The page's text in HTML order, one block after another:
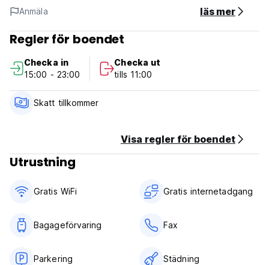
parkeringen. (Auto-translated from original language)
Anmäla läs mer
Regler för boendet
Checka in
15:00 - 23:00
Checka ut
tills 11:00
Skatt tillkommer
Visa regler för boendet
Utrustning
Gratis WiFi Gratis internetadgang
Bagageförvaring Fax
Parkering Städning